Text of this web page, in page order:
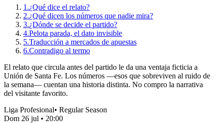
1.¿Qué dice el relato?
2.¿Qué dicen los números que nadie mira?
3.¿Dónde se decide el partido?
4.Pelota parada, el dato invisible
5.Traducción a mercados de apuestas
6.Contradigo al termo
El relato que circula antes del partido le da una ventaja ficticia a
Unión de Santa Fe. Los números —esos que sobreviven al ruido de
la semana— cuentan una historia distinta. No compro la narrativa
del visitante favorito.
Liga Profesional• Regular Season
Dom 26 jul • 20:00